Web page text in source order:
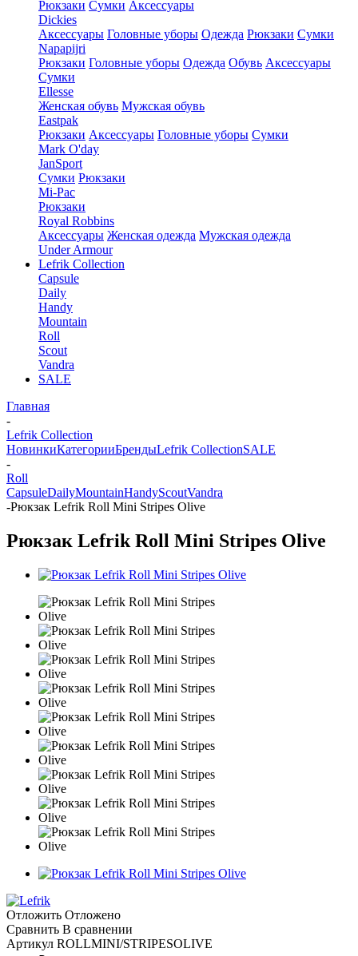
Рюкзаки Сумки Аксессуары
Dickies
Аксессуары Головные уборы Одежда Рюкзаки Сумки
Napapijri
Рюкзаки Головные уборы Одежда Обувь Аксессуары
Сумки
Ellesse
Женская обувь Мужская обувь
Eastpak
Рюкзаки Аксессуары Головные уборы Сумки
Mark O'day
JanSport
Сумки Рюкзаки
Mi-Pac
Рюкзаки
Royal Robbins
Аксессуары Женская одежда Мужская одежда
Under Armour
Lefrik Collection
Capsule
Daily
Handy
Mountain
Roll
Scout
Vandra
SALE
Главная
-
Lefrik Collection
НовинкиКатегорииБрендыLefrik CollectionSALE
-
Roll
CapsuleDailyMountainHandyScoutVandra
-Рюкзак Lefrik Roll Mini Stripes Olive
Рюкзак Lefrik Roll Mini Stripes Olive
Отложить Отложено
Сравнить В сравнении
Артикул ROLLMINI/STRIPESOLIVE